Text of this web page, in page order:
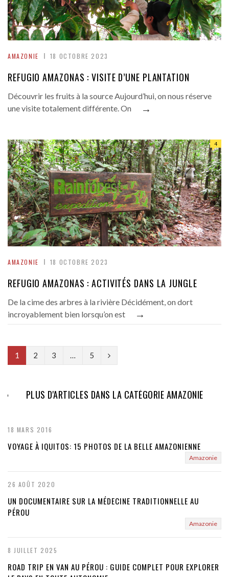
AMAZONIE 18 OCTOBRE 2023
REFUGIO AMAZONAS : VISITE D’UNE PLANTATION
Découvrir les fruits à la source Aujourd’hui, on nous réserve
une visite totalement différente. On
→
AMAZONIE 18 OCTOBRE 2023
4
REFUGIO AMAZONAS : ACTIVITÉS DANS LA JUNGLE
De la cime des arbres à la rivière Décidément, on dort
incroyablement bien lorsqu’on est
→
1 2 3 5
N
x
PLUS D'ARTICLES DANS LA CATÉGORIE AMAZONIE
18 MARS 2016
VOYAGE À IQUITOS: 15 PHOTOS DE LA BELLE AMAZONIENNE
Amazonie
26 AOÛT 2020
UN DOCUMENTAIRE SUR LA MÉDECINE TRADITIONNELLE AU
PÉROU
Amazonie
8 JUILLET 2025
ROAD TRIP EN VAN AU PÉROU : GUIDE COMPLET POUR EXPLORER